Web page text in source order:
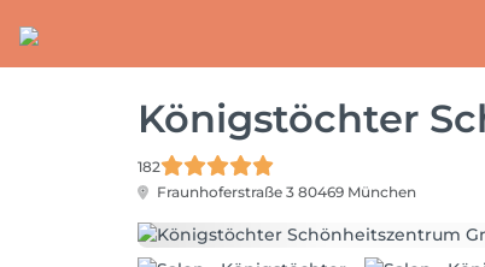
Königstöchter
182
Fraunhoferstraße 3 80469 München